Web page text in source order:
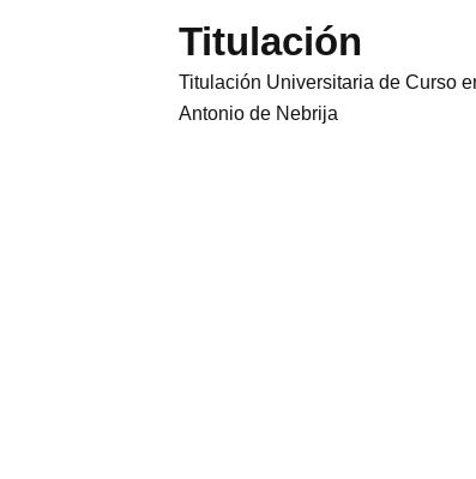
Titulación
Titulación Universitaria de Curso
Antonio de Nebrija